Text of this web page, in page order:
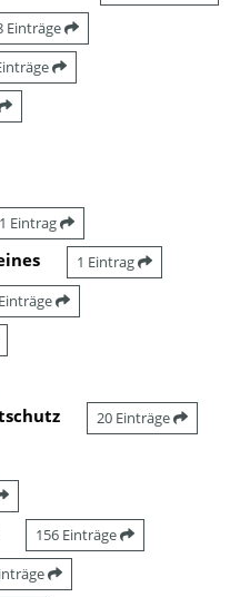
Einträge
1 Eintrag
1 Eintrag
20 Einträge
156 Einträge